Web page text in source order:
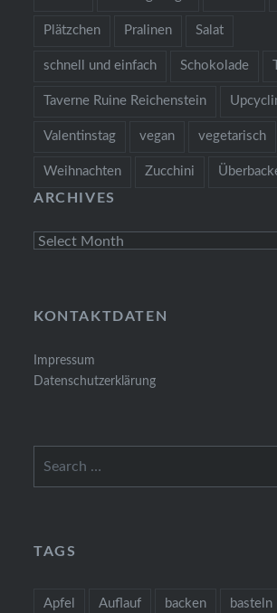
Plätzchen Pralinen Salat
schnell und einfach Schokolade
Taverne Ruine Reichenstein
Valentinstag vegan vegetarisch
Weihnachten Zucchini
ARCHIVES
Archives
KONTAKTDATEN
Impressum
Datenschutzerklärung
TAGS
Apfel Auflauf backen basteln